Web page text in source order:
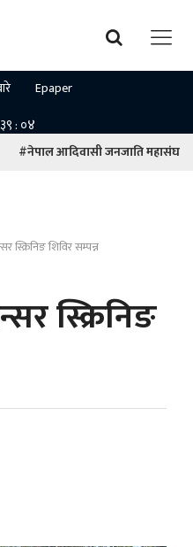
Epaper
#नेपाल आदिवासी जनजाति महासंघ
स्क्रिनिङ शिविर सम्पन्न
स्क्रिनिङ